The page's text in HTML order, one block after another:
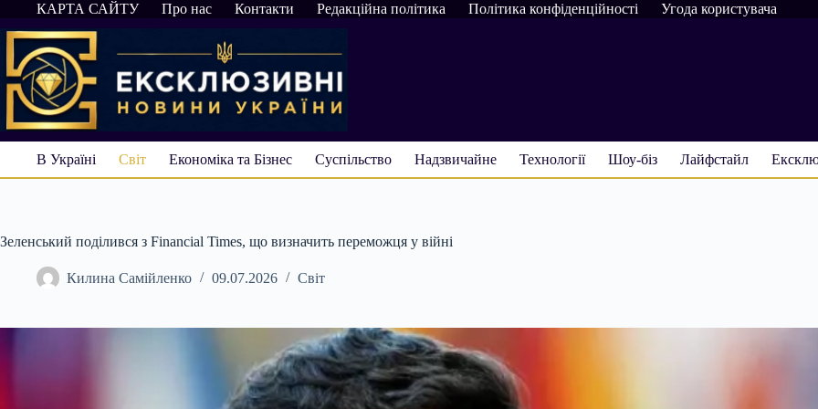
Перейти
до
вмісту
КАРТА САЙТУ Про нас Контакти Редакційна політика Політика конфіденційності Угода користувача
В Україні Світ Економіка та Бізнес Суспільство Надзвичайне Технології Шоу-біз Лайфстайл
Зеленський поділився з Financial Times, що визначить переможця у війні
Килина Самійленко 09.07.2026 Світ